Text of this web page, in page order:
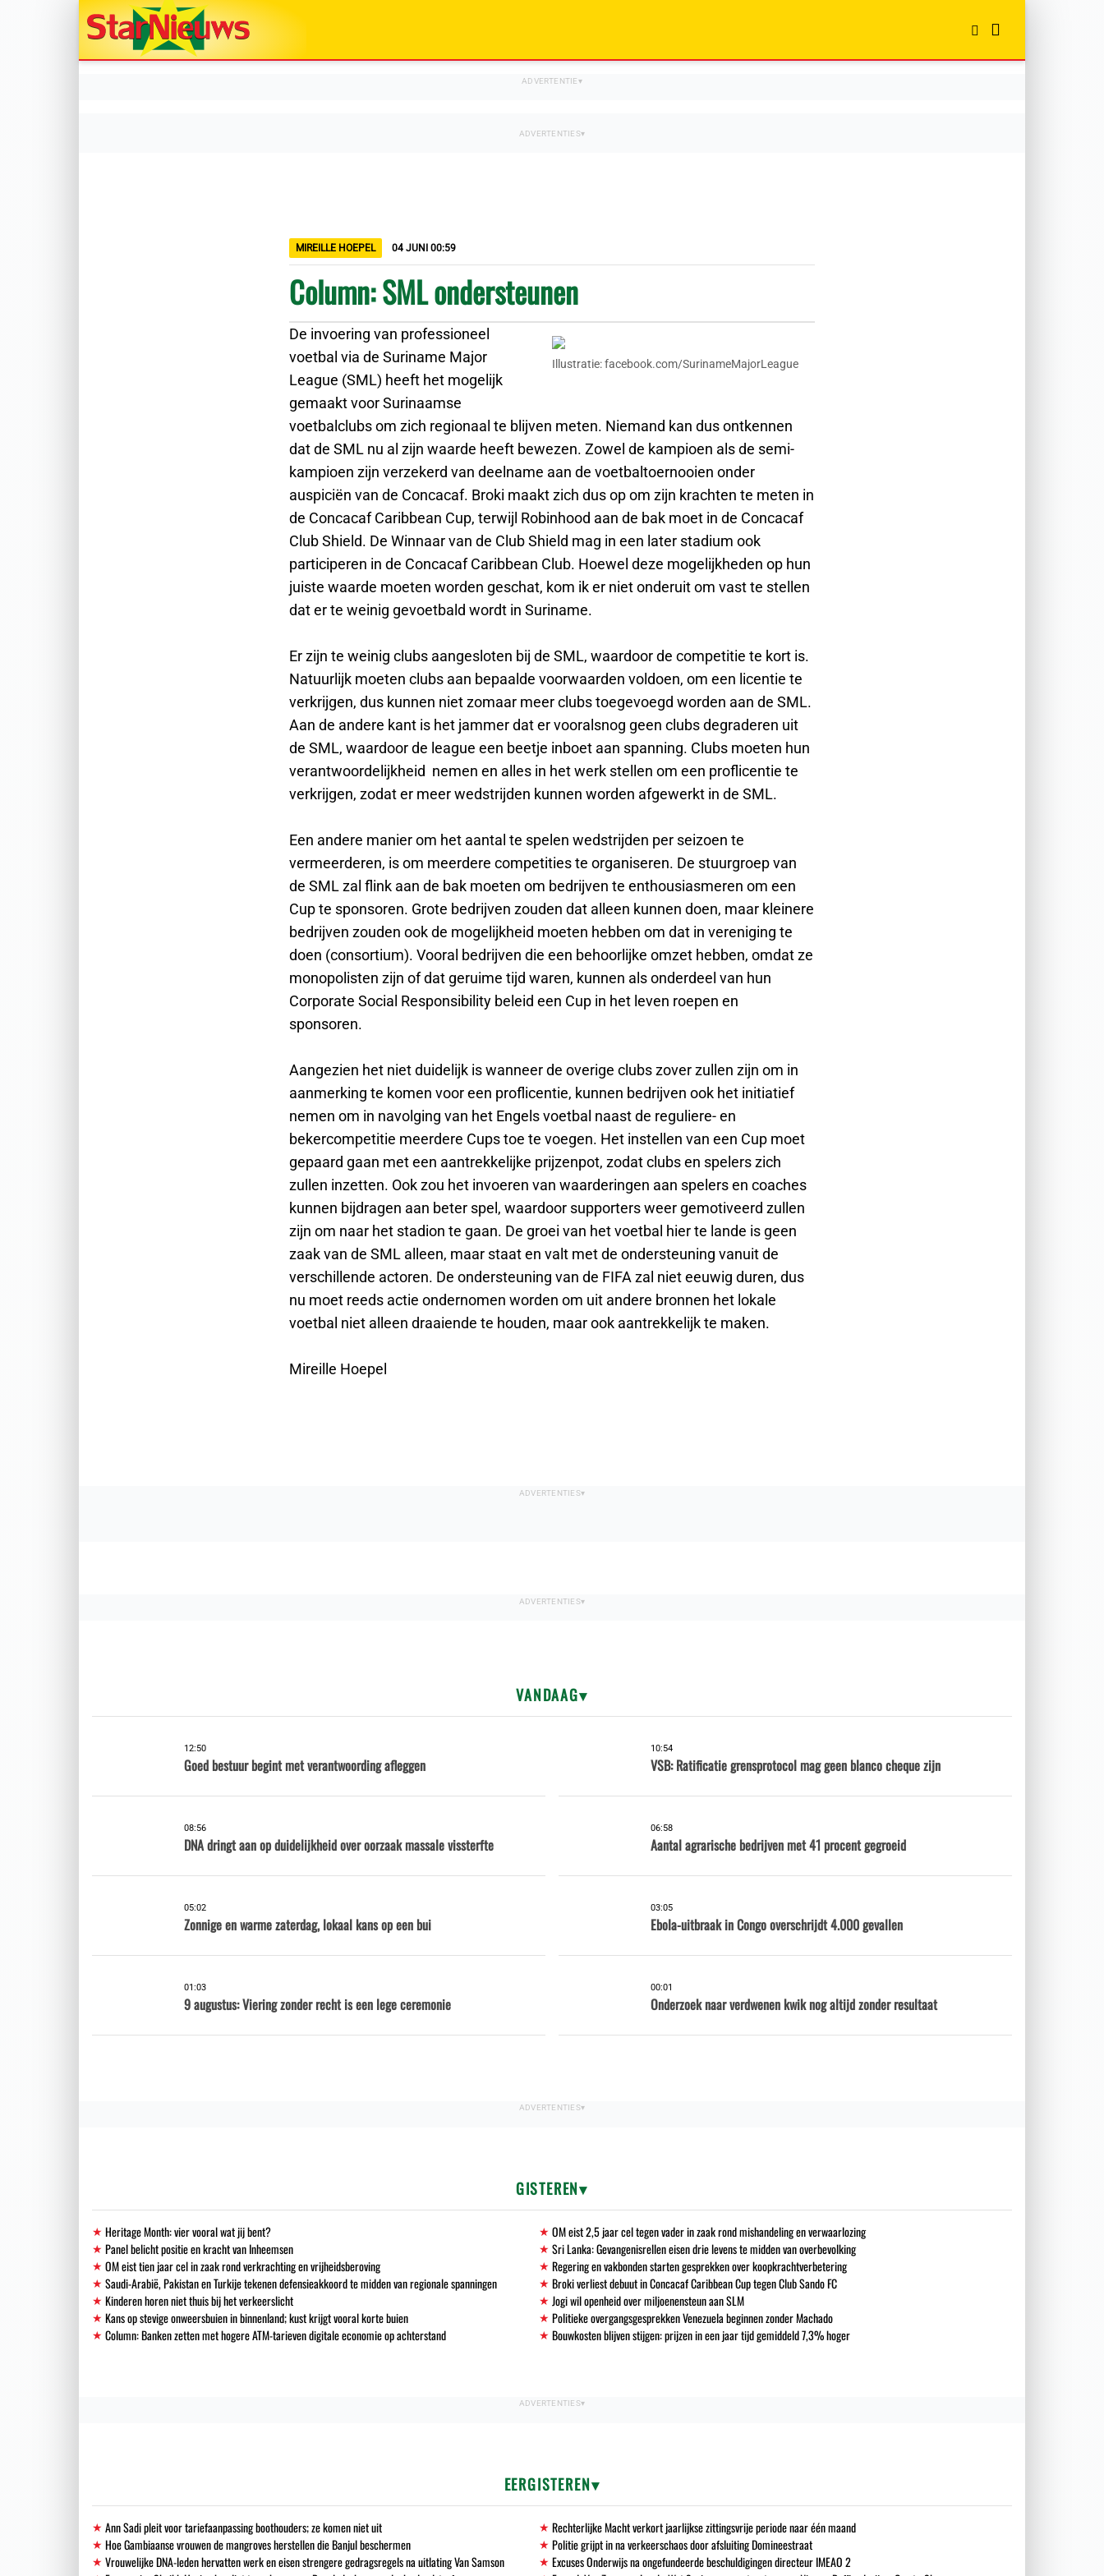
MIREILLE HOEPEL 04 JUNI 00:59
Column: SML ondersteunen
Illustratie: facebook.com/SurinameMajorLeague
De invoering van professioneel
voetbal via de Suriname Major
League (SML) heeft het mogelijk
gemaakt voor Surinaamse
voetbalclubs om zich regionaal te blijven meten. Niemand kan dus ontkennen
dat de SML nu al zijn waarde heeft bewezen. Zowel de kampioen als de semi-
kampioen zijn verzekerd van deelname aan de voetbaltoernooien onder
auspiciën van de Concacaf. Broki maakt zich dus op om zijn krachten te meten in
de Concacaf Caribbean Cup, terwijl Robinhood aan de bak moet in de Concacaf
Club Shield. De Winnaar van de Club Shield mag in een later stadium ook
participeren in de Concacaf Caribbean Club. Hoewel deze mogelijkheden op hun
juiste waarde moeten worden geschat, kom ik er niet onderuit om vast te stellen
dat er te weinig gevoetbald wordt in Suriname.
Er zijn te weinig clubs aangesloten bij de SML, waardoor de competitie te kort is.
Natuurlijk moeten clubs aan bepaalde voorwaarden voldoen, om een licentie te
verkrijgen, dus kunnen niet zomaar meer clubs toegevoegd worden aan de SML.
Aan de andere kant is het jammer dat er vooralsnog geen clubs degraderen uit
de SML, waardoor de league een beetje inboet aan spanning. Clubs moeten hun
verantwoordelijkheid nemen en alles in het werk stellen om een proflicentie te
verkrijgen, zodat er meer wedstrijden kunnen worden afgewerkt in de SML.
Een andere manier om het aantal te spelen wedstrijden per seizoen te
vermeerderen, is om meerdere competities te organiseren. De stuurgroep van
de SML zal flink aan de bak moeten om bedrijven te enthousiasmeren om een
Cup te sponsoren. Grote bedrijven zouden dat alleen kunnen doen, maar kleinere
bedrijven zouden ook de mogelijkheid moeten hebben om dat in vereniging te
doen (consortium). Vooral bedrijven die een behoorlijke omzet hebben, omdat ze
monopolisten zijn of dat geruime tijd waren, kunnen als onderdeel van hun
Corporate Social Responsibility beleid een Cup in het leven roepen en
sponsoren.
Aangezien het niet duidelijk is wanneer de overige clubs zover zullen zijn om in
aanmerking te komen voor een proflicentie, kunnen bedrijven ook het initiatief
nemen om in navolging van het Engels voetbal naast de reguliere- en
bekercompetitie meerdere Cups toe te voegen. Het instellen van een Cup moet
gepaard gaan met een aantrekkelijke prijzenpot, zodat clubs en spelers zich
zullen inzetten. Ook zou het invoeren van waarderingen aan spelers en coaches
kunnen bijdragen aan beter spel, waardoor supporters weer gemotiveerd zullen
zijn om naar het stadion te gaan. De groei van het voetbal hier te lande is geen
zaak van de SML alleen, maar staat en valt met de ondersteuning vanuit de
verschillende actoren. De ondersteuning van de FIFA zal niet eeuwig duren, dus
nu moet reeds actie ondernomen worden om uit andere bronnen het lokale
voetbal niet alleen draaiende te houden, maar ook aantrekkelijk te maken.
Mireille Hoepel
VANDAAG
12:50
Goed bestuur begint met verantwoording afleggen
10:54
VSB: Ratificatie grensprotocol mag geen blanco cheque zijn
08:56
DNA dringt aan op duidelijkheid over oorzaak massale vissterfte
06:58
Aantal agrarische bedrijven met 41 procent gegroeid
05:02
Zonnige en warme zaterdag, lokaal kans op een bui
03:05
Ebola-uitbraak in Congo overschrijdt 4.000 gevallen
01:03
9 augustus: Viering zonder recht is een lege ceremonie
00:01
Onderzoek naar verdwenen kwik nog altijd zonder resultaat
GISTEREN
Heritage Month: vier vooral wat jij bent?
OM eist 2,5 jaar cel tegen vader in zaak rond mishandeling en verwaarlozing
Panel belicht positie en kracht van Inheemsen
Sri Lanka: Gevangenisrellen eisen drie levens te midden van overbevolking
OM eist tien jaar cel in zaak rond verkrachting en vrijheidsberoving
Regering en vakbonden starten gesprekken over koopkrachtverbetering
Saudi-Arabië, Pakistan en Turkije tekenen defensieakkoord te midden van regionale spanningen
Broki verliest debuut in Concacaf Caribbean Cup tegen Club Sando FC
Kinderen horen niet thuis bij het verkeerslicht
Jogi wil openheid over miljoenensteun aan SLM
Kans op stevige onweersbuien in binnenland; kust krijgt vooral korte buien
Politieke overgangsgesprekken Venezuela beginnen zonder Machado
Column: Banken zetten met hogere ATM-tarieven digitale economie op achterstand
Bouwkosten blijven stijgen: prijzen in een jaar tijd gemiddeld 7,3% hoger
EERGISTEREN
Ann Sadi pleit voor tariefaanpassing boothouders; ze komen niet uit
Rechterlijke Macht verkort jaarlijkse zittingsvrije periode naar één maand
Hoe Gambiaanse vrouwen de mangroves herstellen die Banjul beschermen
Politie grijpt in na verkeerschaos door afsluiting Domineestraat
Vrouwelijke DNA-leden hervatten werk en eisen strengere gedragsregels na uitlating Van Samson
Excuses Onderwijs na ongefundeerde beschuldigingen directeur IMEAO 2